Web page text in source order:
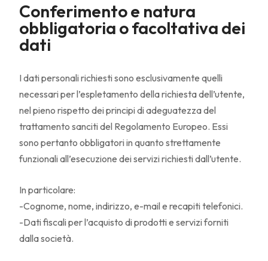
Conferimento e natura
obbligatoria o facoltativa dei
dati
I dati personali richiesti sono esclusivamente quelli
necessari per l’espletamento della richiesta dell’utente,
nel pieno rispetto dei principi di adeguatezza del
trattamento sanciti del Regolamento Europeo. Essi
sono pertanto obbligatori in quanto strettamente
funzionali all’esecuzione dei servizi richiesti dall’utente.
In particolare:
-Cognome, nome, indirizzo, e-mail e recapiti telefonici.
-Dati fiscali per l’acquisto di prodotti e servizi forniti
dalla società.